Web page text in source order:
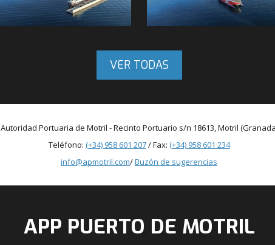
VER TODAS
Autoridad Portuaria de Motril - Recinto Portuario s/n 18613, Motril
Teléfono: (+34) 958 601 207/ Fax: (+34) 958 601 234
info@apmotril.com/Buzón de sugerencias
APP PUERTO DE MOTRIL